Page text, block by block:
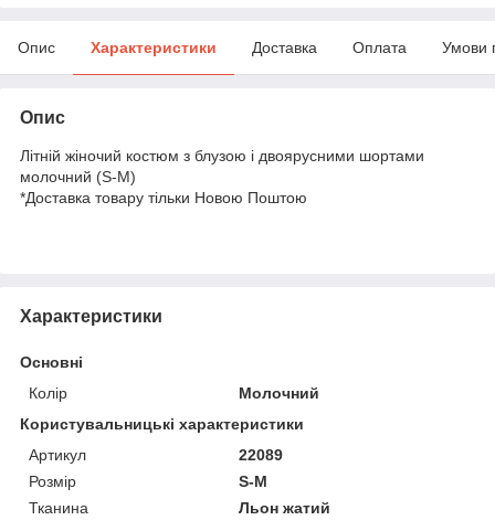
Опис Характеристики Доставка Оплата Умови
Опис
Літній жіночий костюм з блузою і двоярусними шортами
молочний (S-M)
*Доставка товару тільки Новою Поштою
Характеристики
Основні
Колір
Молочний
Користувальницькі характеристики
Артикул
22089
Розмір
S-M
Тканина
Льон жатий